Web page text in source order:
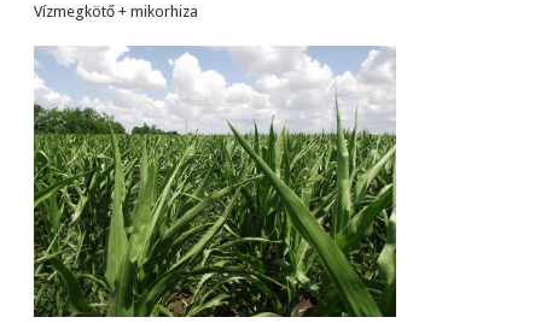
Vízmegkötő + mikorhiza